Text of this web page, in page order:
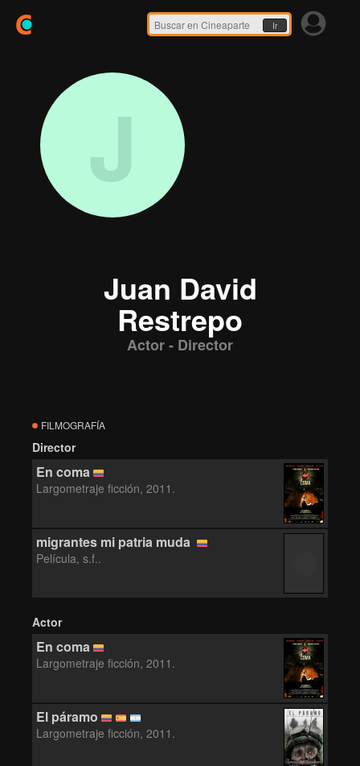
Ir
J
Juan David
Restrepo
Actor - Director
FILMOGRAFÍA
Director
En coma
Largometraje ficción, 2011.
migrantes mi patria muda
Película, s.f..
Actor
En coma
Largometraje ficción, 2011.
El páramo
Largometraje ficción, 2011.